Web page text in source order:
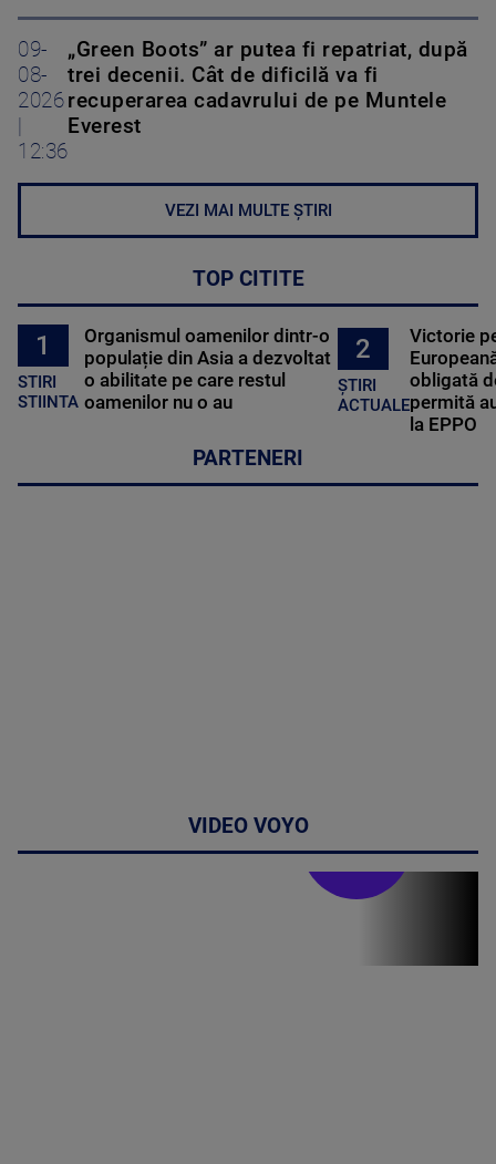
09-
08-
2026
12:36
„Green Boots” ar putea fi repatriat, după
trei decenii. Cât de dificilă va fi
recuperarea cadavrului de pe Muntele
Everest
VEZI MAI MULTE ȘTIRI
TOP CITITE
1
STIRI
STIINTA
Organismul oamenilor dintr-o
populație din Asia a dezvoltat
o abilitate pe care restul
oamenilor nu o au
2
ȘTIRI
ACTUALE
Victorie
obligată
permită
la EPPO
PARTENERI
VIDEO VOYO